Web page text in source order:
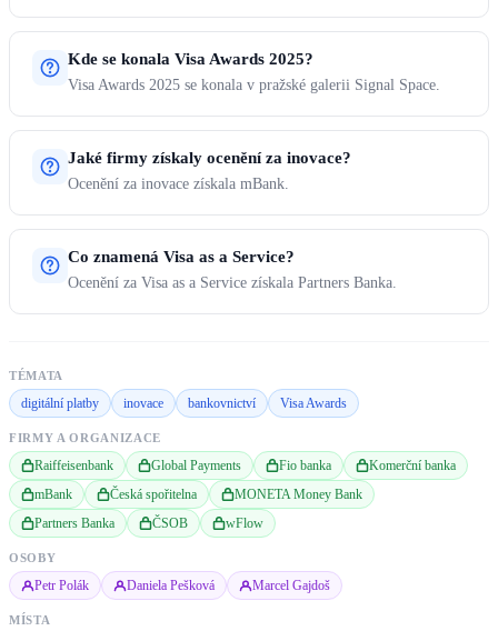
Kde se konala Visa Awards 2025?
Visa Awards 2025 se konala v pražské galerii Signal Space.
Jaké firmy získaly ocenění za inovace?
Ocenění za inovace získala mBank.
Co znamená Visa as a Service?
Ocenění za Visa as a Service získala Partners Banka.
TÉMATA
digitální platby inovace bankovnictví Visa Awards
FIRMY A ORGANIZACE
Raiffeisenbank Global Payments Fio banka
Komerční banka
mBank
Česká spořitelna
MONETA Money Bank
Partners Banka
ČSOB wFlow
OSOBY
Petr Polák Daniela Pešková Marcel Gajdoš
MÍSTA